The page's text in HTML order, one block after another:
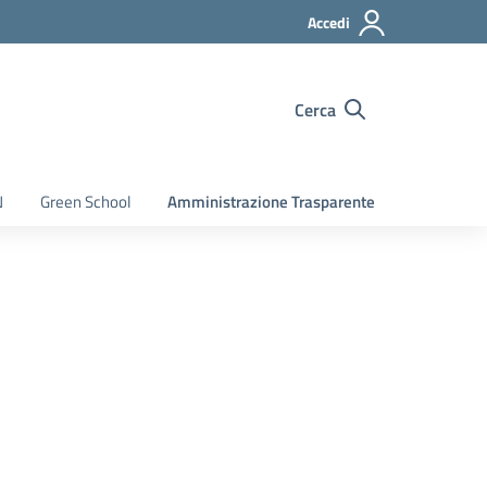
Accedi
Cerca
Green School Amministrazione Trasparente